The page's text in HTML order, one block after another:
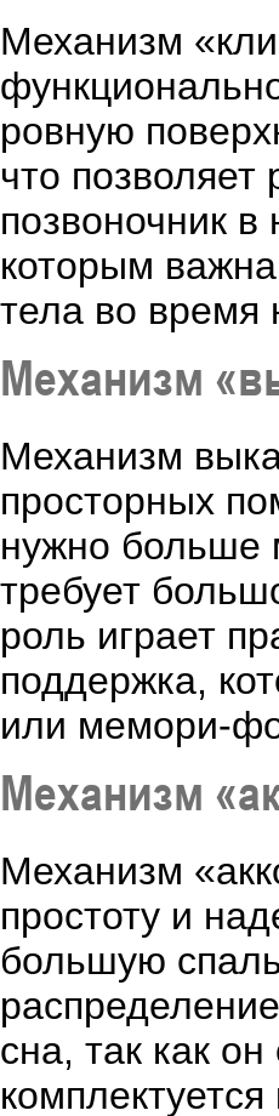
Механизм
ровную
что позволяет
позвоночник
которым
тела во время
Механизм
Механизм
просторных
нужно больше
требует
роль играет
поддержка,
или мемори-
Механизм
Механизм
простоту и
большую
сна, так как